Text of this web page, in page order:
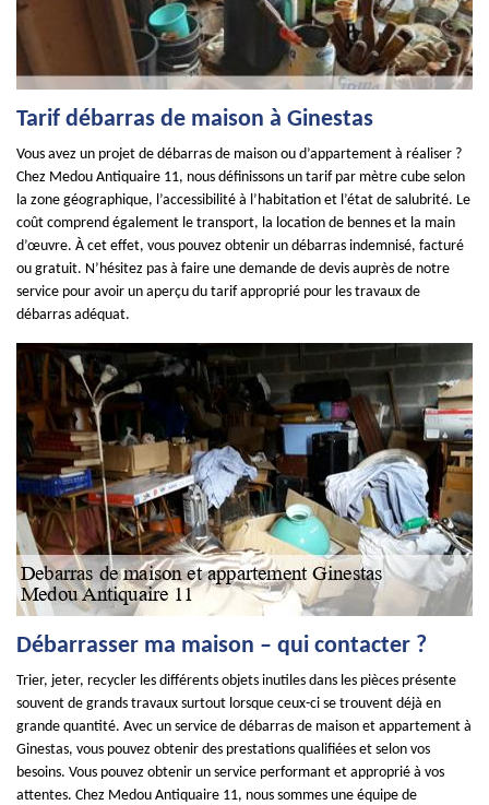
Tarif débarras de maison à Ginestas
Vous avez un projet de débarras de maison ou d’appartement à réaliser ?
Chez Medou Antiquaire 11, nous définissons un tarif par mètre cube selon
la zone géographique, l’accessibilité à l’habitation et l’état de salubrité. Le
coût comprend également le transport, la location de bennes et la main
d’œuvre. À cet effet, vous pouvez obtenir un débarras indemnisé, facturé
ou gratuit. N’hésitez pas à faire une demande de devis auprès de notre
service pour avoir un aperçu du tarif approprié pour les travaux de
débarras adéquat.
Débarrasser ma maison – qui contacter ?
Trier, jeter, recycler les différents objets inutiles dans les pièces présente
souvent de grands travaux surtout lorsque ceux-ci se trouvent déjà en
grande quantité. Avec un service de débarras de maison et appartement à
Ginestas, vous pouvez obtenir des prestations qualifiées et selon vos
besoins. Vous pouvez obtenir un service performant et approprié à vos
attentes. Chez Medou Antiquaire 11, nous sommes une équipe de